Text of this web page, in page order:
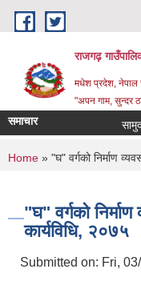
Skip to main content
राजगढ़
मधेश प्रदेश, नेपाल
"अपन गाम, सुन्दर
समाचार
You are
Home » "घ" वर्गको निर्माण
"घ" वर्गको
कार्यविधि, २०७५
Submitted on: Fri,